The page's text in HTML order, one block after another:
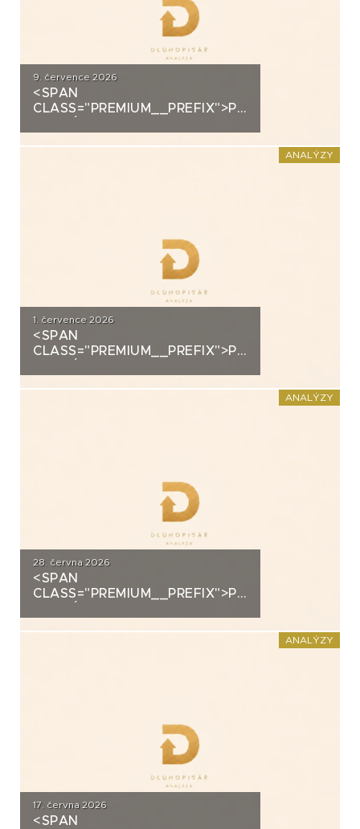
9. července 2026
<SPAN
CLASS="PREMIUM__PREFIX">PREMIUM</
ANALÝZY
1. července 2026
<SPAN
CLASS="PREMIUM__PREFIX">PREMIUM</
ANALÝZY
28. června 2026
<SPAN
CLASS="PREMIUM__PREFIX">PREMIUM</
ANALÝZY
17. června 2026
<SPAN